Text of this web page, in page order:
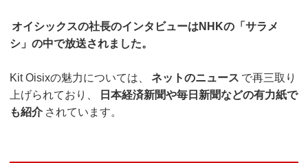
オイシックスの社長のインタビューはNHKの「サラメ
シ」の中で放送されました。
Kit Oisixの魅力については、 ネットのニュース で再三取り
上げられており、
日本経済新聞や毎日新聞などの有力紙で
も紹介 されています。